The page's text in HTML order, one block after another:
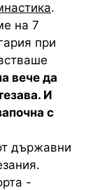
.
на 7
при
вече да
И
с
държавни
-